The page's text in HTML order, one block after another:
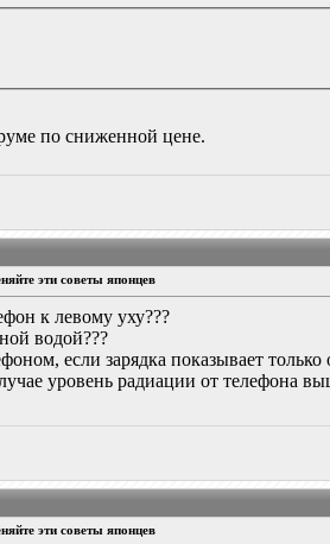
по сниженной цене.
эти советы японцев
к левому уху???
водой???
если зарядка показывает только
уровень радиации от телефона
эти советы японцев